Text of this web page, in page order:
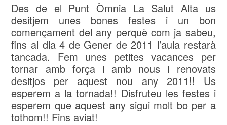
Des de el Punt Òmnia La Salut Alta us
desitjem unes bones festes i un bon
començament del any perquè com ja sabeu,
fins al dia 4 de Gener de 2011 l’aula restarà
tancada. Fem unes petites vacances per
tornar amb força i amb nous i renovats
desitjos per aquest nou any 2011!! Us
esperem a la tornada!! Disfruteu les festes i
esperem que aquest any sigui molt bo per a
tothom!! Fins aviat!